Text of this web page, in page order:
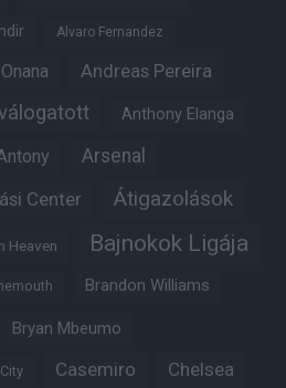
Alvaro Fernandez
Andreas Pereira
Anthony Elanga
Arsenal
Center Átigazolások
Heaven Bajnokok Ligája
Brandon Williams
Bryan Mbeumo
Casemiro Chelsea